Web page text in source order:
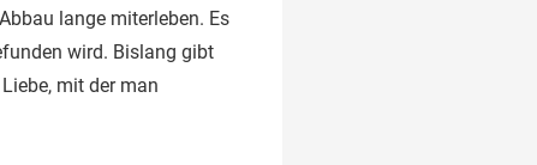
lange miterleben. Es
wird. Bislang gibt
mit der man